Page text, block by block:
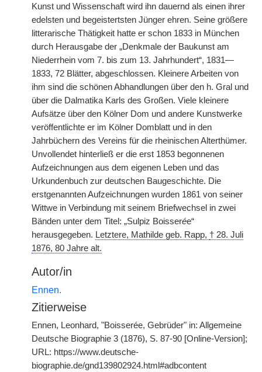
Kunst und Wissenschaft wird ihn dauernd als einen ihrer
edelsten und begeistertsten Jünger ehren. Seine größere
litterarische Thätigkeit hatte er schon 1833 in München
durch Herausgabe der „Denkmale der Baukunst am
Niederrhein vom 7. bis zum 13. Jahrhundert“, 1831—
1833, 72 Blätter, abgeschlossen. Kleinere Arbeiten von
ihm sind die schönen Abhandlungen über den h. Gral und
über die Dalmatika Karls des Großen. Viele kleinere
Aufsätze über den Kölner Dom und andere Kunstwerke
veröffentlichte er im Kölner Domblatt und in den
Jahrbüchern des Vereins für die rheinischen Alterthümer.
Unvollendet hinterließ er die erst 1853 begonnenen
Aufzeichnungen aus dem eigenen Leben und das
Urkundenbuch zur deutschen Baugeschichte. Die
erstgenannten Aufzeichnungen wurden 1861 von seiner
Wittwe in Verbindung mit seinem Briefwechsel in zwei
Bänden unter dem Titel: „Sulpiz Boisserée“
herausgegeben. Letztere, Mathilde geb. Rapp, † 28. Juli
1876, 80 Jahre alt.
Autor/in
Ennen.
Zitierweise
Ennen, Leonhard, "Boisserée, Gebrüder" in: Allgemeine
Deutsche Biographie 3 (1876), S. 87-90 [Online-Version];
URL: https://www.deutsche-
biographie.de/gnd139802924.html#adbcontent